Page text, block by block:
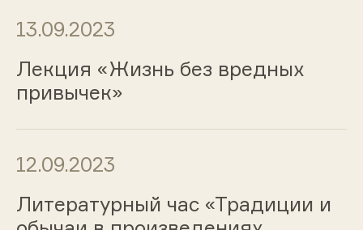
13.09.2023
Лекция «Жизнь без вредных
привычек»
12.09.2023
Литературный час «Традиции и